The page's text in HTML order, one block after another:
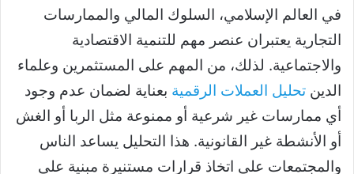
في العالم الإسلامي، السلوك المالي والممارسات
التجارية يعتبران عنصر مهم للتنمية الاقتصادية
والاجتماعية. لذلك، من المهم على المستثمرين وعلماء
الدين تحليل العملات الرقمية بعناية لضمان عدم وجود
أي ممارسات غير شرعية أو ممنوعة مثل الربا أو الغش
أو الأنشطة غير القانونية. هذا التحليل يساعد الناس
والمجتمعات على اتخاذ قرارات مستنيرة مبنية على